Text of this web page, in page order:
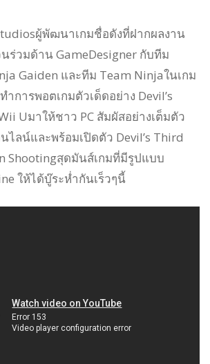
ผู้พัฒนาเกมชื่อดังที่ฝากผลงาน
ร่วมด้าน GameDesigner กับทีม
Gaiden และทีม Team Ninjaในเกม
ำการพอตเกมตัวเด็ดอย่าง Devil’s
Uมาให้ชาว PC สัมผัสอย่างเต็มตัว
ไลน์และพร้อมเปิดตัว Devil’s Third
Shootingสุดมันส์เกมที่มีรูปแบบ
ให้ได้บู๊ระห่ำกันเร็วๆนี้